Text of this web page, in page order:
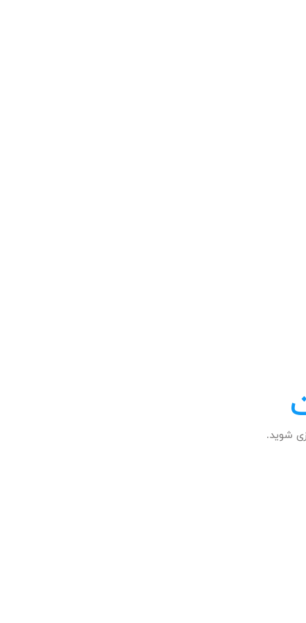
شوید.